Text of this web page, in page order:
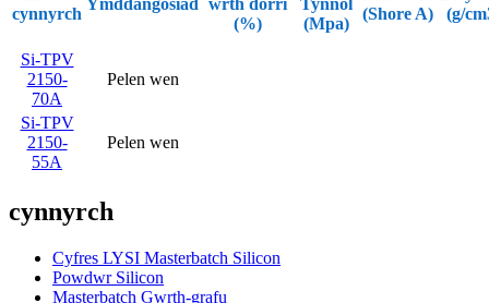
cynnyrch
Ymddangosiad wrth dorri
(%)
Tynnol
(Mpa)
(Shore A)
(g/
Si-TPV
2150-
70A
Pelen wen
Si-TPV
2150-
55A
Pelen wen
cynnyrch
Cyfres LYSI Masterbatch Silicon
Powdwr Silicon
Masterbatch Gwrth-grafu